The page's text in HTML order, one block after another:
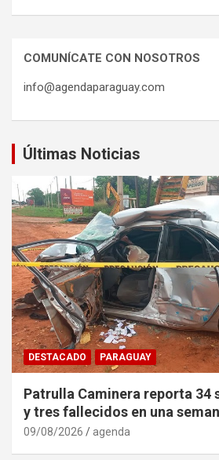
COMUNÍCATE CON NOSOTROS
info@agendaparaguay.com
Últimas Noticias
DESTACADO PARAGUAY
Patrulla Caminera reporta 34
y tres fallecidos en una
09/08/2026 agenda